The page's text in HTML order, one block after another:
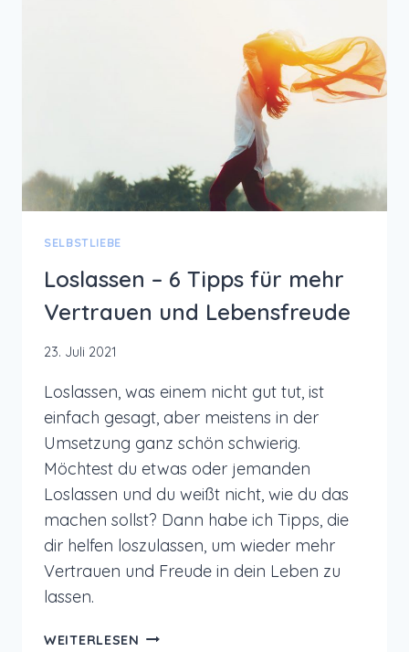
SELBSTLIEBE
Loslassen – 6 Tipps für mehr
Vertrauen und Lebensfreude
23. Juli 2021
Loslassen, was einem nicht gut tut, ist
einfach gesagt, aber meistens in der
Umsetzung ganz schön schwierig.
Möchtest du etwas oder jemanden
Loslassen und du weißt nicht, wie du das
machen sollst? Dann habe ich Tipps, die
dir helfen loszulassen, um wieder mehr
Vertrauen und Freude in dein Leben zu
lassen.
WEITERLESEN LOSLASSEN